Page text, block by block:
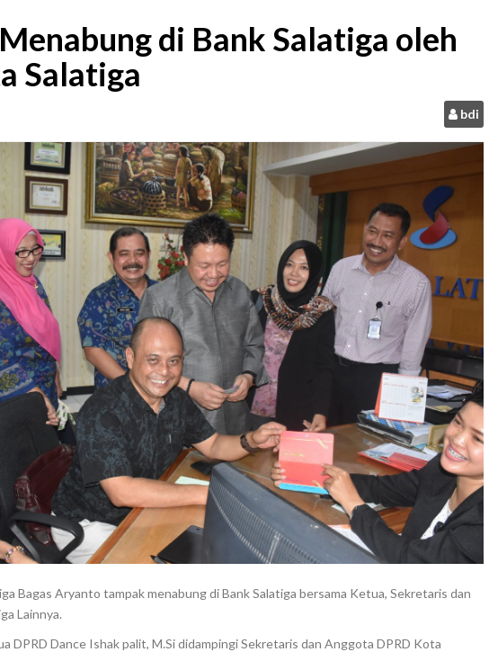
di Bank Salatiga oleh
Salatiga
bdi
Bagas Aryanto tampak menabung di Bank Salatiga bersama Ketua, Sekretaris dan
Lainnya.
DPRD Dance Ishak palit, M.Si didampingi Sekretaris dan Anggota DPRD Kota